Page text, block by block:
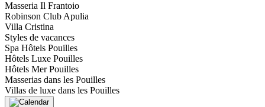
Masseria Il Frantoio
Robinson Club Apulia
Villa Cristina
Styles de vacances
Spa Hôtels Pouilles
Hôtels Luxe Pouilles
Hôtels Mer Pouilles
Masserias dans les Pouilles
Villas de luxe dans les Pouilles